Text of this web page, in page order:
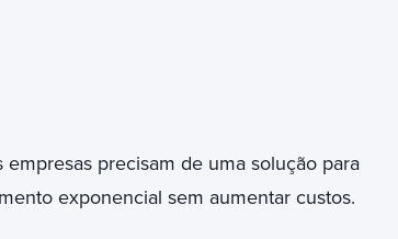
precisam de uma solução para
exponencial sem aumentar custos.